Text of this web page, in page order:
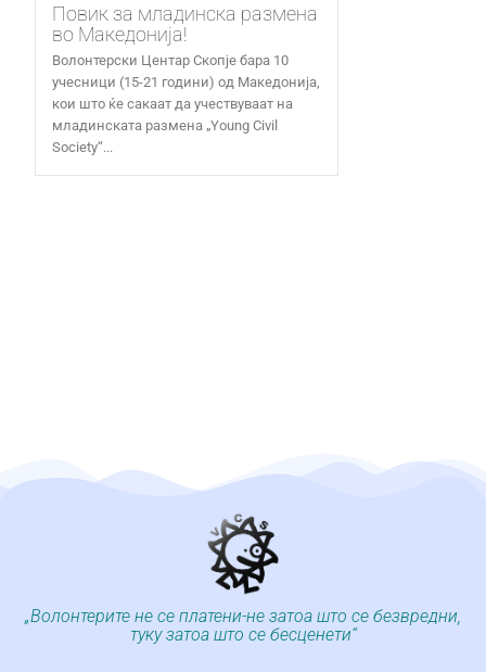
Повик за младинска размена
во Македонија!
Волонтерски Центар Скопје бара 10
учесници (15-21 години) од Македонија,
кои што ќе сакаат да учествуваат на
младинската размена „Young Civil
Society“...
„Волонтерите не се платени-не затоа што се безвредни,
туку затоа што се бесценети“